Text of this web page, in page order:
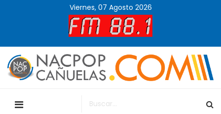
Viernes, 07 Agosto 2026